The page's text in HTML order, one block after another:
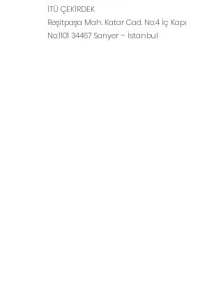
İTÜ ÇEKİRDEK
Reşitpaşa Mah. Katar Cad. No:4 İç Kapı
No:1101 34467 Sarıyer – İstanbul